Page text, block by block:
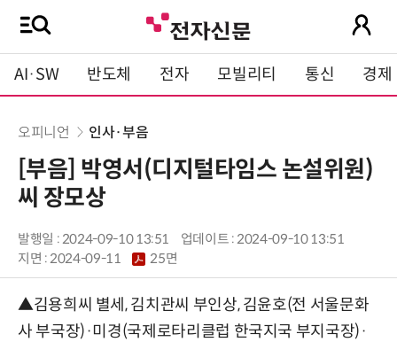
AI·SW 반도체 전자 모빌리티 통신 경제
오피니언 인사·부음
[부음] 박영서(디지털타임스 논설위원)
씨 장모상
발행일 : 2024-09-10 13:51
업데이트 : 2024-09-10 13:51
지면 :2024-09-11 25면
▲김용희씨 별세, 김치관씨 부인상, 김윤호(전 서울문화
사 부국장)·미경(국제로타리클럽 한국지국 부지국장)·